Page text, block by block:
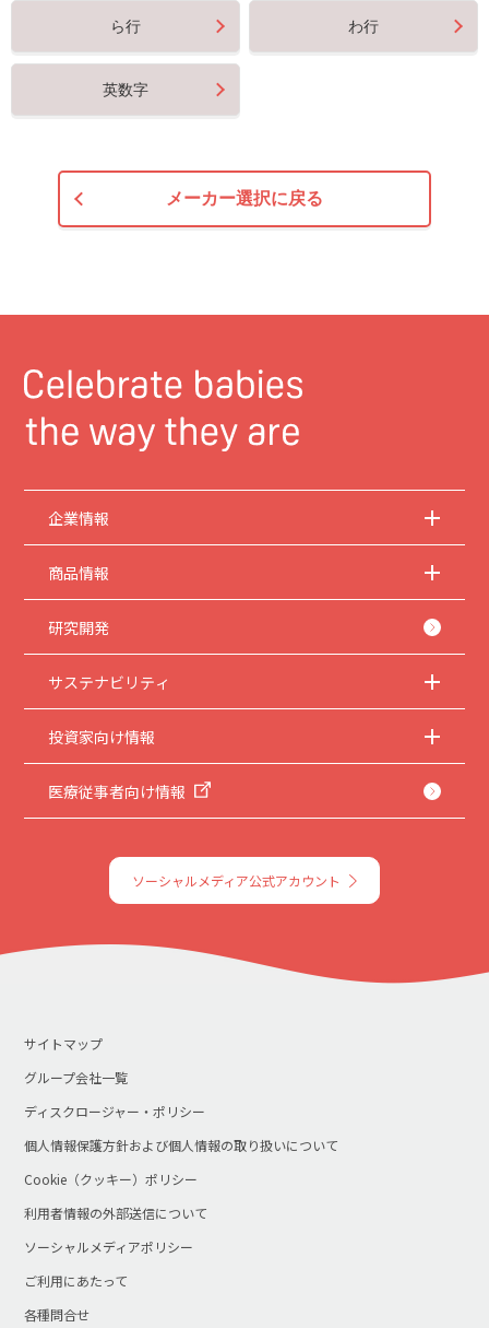
ら行 わ行
英数字
メーカー選択に戻る
企業情報
商品情報
研究開発
サステナビリティ
投資家向け情報
医療従事者向け情報
ソーシャルメディア公式アカウント
サイトマップ
グループ会社一覧
ディスクロージャー・ポリシー
個人情報保護方針および個人情報の取り扱いについて
Cookie（クッキー）ポリシー
利用者情報の外部送信について
ソーシャルメディアポリシー
ご利用にあたって
各種問合せ